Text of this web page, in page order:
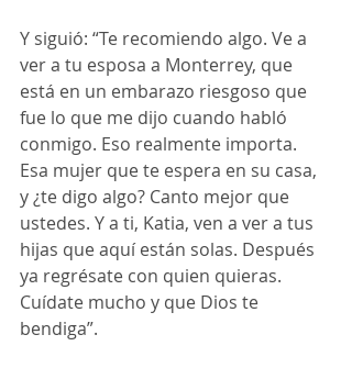
Y siguió: “Te recomiendo algo. Ve a
ver a tu esposa a Monterrey, que
está en un embarazo riesgoso que
fue lo que me dijo cuando habló
conmigo. Eso realmente importa.
Esa mujer que te espera en su casa,
y ¿te digo algo? Canto mejor que
ustedes. Y a ti, Katia, ven a ver a tus
hijas que aquí están solas. Después
ya regrésate con quien quieras.
Cuídate mucho y que Dios te
bendiga”.